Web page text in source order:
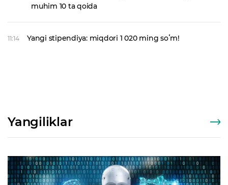
muhim 10 ta qoida
11:14 Yangi stipendiya: miqdori 1 020 ming soʻm!
Yangiliklar